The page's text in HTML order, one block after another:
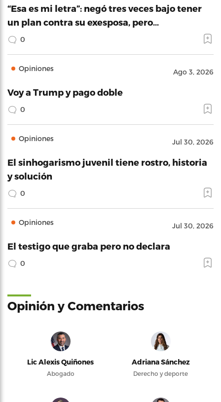
“Esa es mi letra”: negó tres veces bajo tener
un plan contra su exesposa, pero…
0
Opiniones Ago 3, 2026
Voy a Trump y pago doble
0
Opiniones Jul 30, 2026
El sinhogarismo juvenil tiene rostro, historia
y solución
0
Opiniones Jul 30, 2026
El testigo que graba pero no declara
0
Opinión y Comentarios
Lic Alexis Quiñones
Abogado
Adriana Sánchez
Derecho y deporte